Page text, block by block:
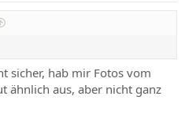
sicher, hab mir Fotos vom
ähnlich aus, aber nicht ganz